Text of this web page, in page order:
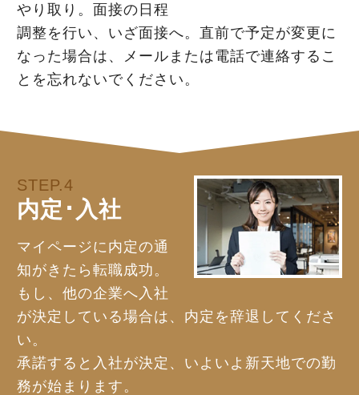
やり取り。面接の日程
調整を行い、いざ面接へ。直前で予定が変更に
なった場合は、メールまたは電話で連絡するこ
とを忘れないでください。
STEP.4
内定･入社
マイページに内定の通
知がきたら転職成功。
もし、他の企業へ入社
が決定している場合は、内定を辞退してくださ
い。
承諾すると入社が決定、いよいよ新天地での勤
務が始まります。